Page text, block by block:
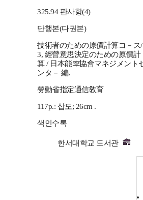
325.94 판사항(4)
단행본(다권본)
技術者のための原價計算コ－ス/
3, 經營意思決定のための原價計
算 / 日本能率協會マネジメント
ンタ－ 編.
勞動省指定通信敎育
117p.: 삽도; 26cm .
색인수록
한서대학교 도서관